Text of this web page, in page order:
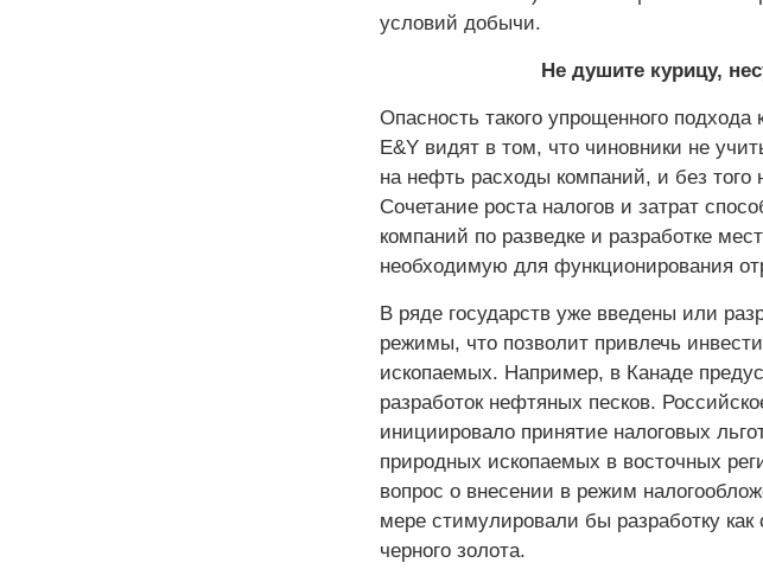
условий добычи.
Не душите курицу,
Опасность такого упрощенного
E&Y видят в том, что чиновники не
на нефть расходы компаний, и без
Сочетание роста налогов и затрат
компаний по разведке и разработке
необходимую для функционирования
В ряде государств уже введены или
режимы, что позволит привлечь
ископаемых. Например, в Канаде
разработок неф­тяных песков.
инициировало принятие налоговых
природных ископаемых в восточных
вопрос о внесении в режим
мере стимулировали бы разработку
черного золота.